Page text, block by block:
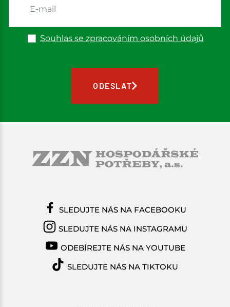
Souhlas se zpracováním osobních údajů
ODESLAT
SLEDUJTE NÁS NA FACEBOOKU
SLEDUJTE NÁS NA INSTAGRAMU
ODEBÍREJTE NÁS NA YOUTUBE
SLEDUJTE NÁS NA TIKTOKU